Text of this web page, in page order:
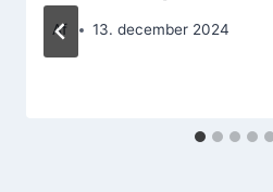
Af 13. december 2024